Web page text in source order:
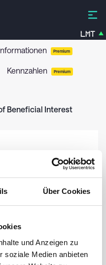
Über Cookies
und Anzeigen zu
soziale Medien anbieten
LMT
Premium
Kennzahlen Premium
Beneficial Interest